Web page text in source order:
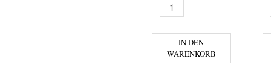
DIPLOMATICO MINI MENGE
IN DEN
WARENKORB